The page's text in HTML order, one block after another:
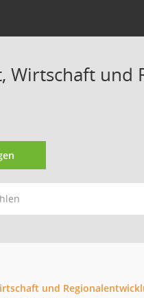
Wirtschaft und
und